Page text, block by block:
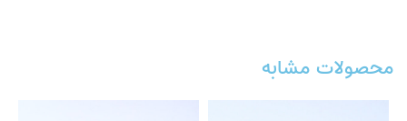
محصولات مشابه